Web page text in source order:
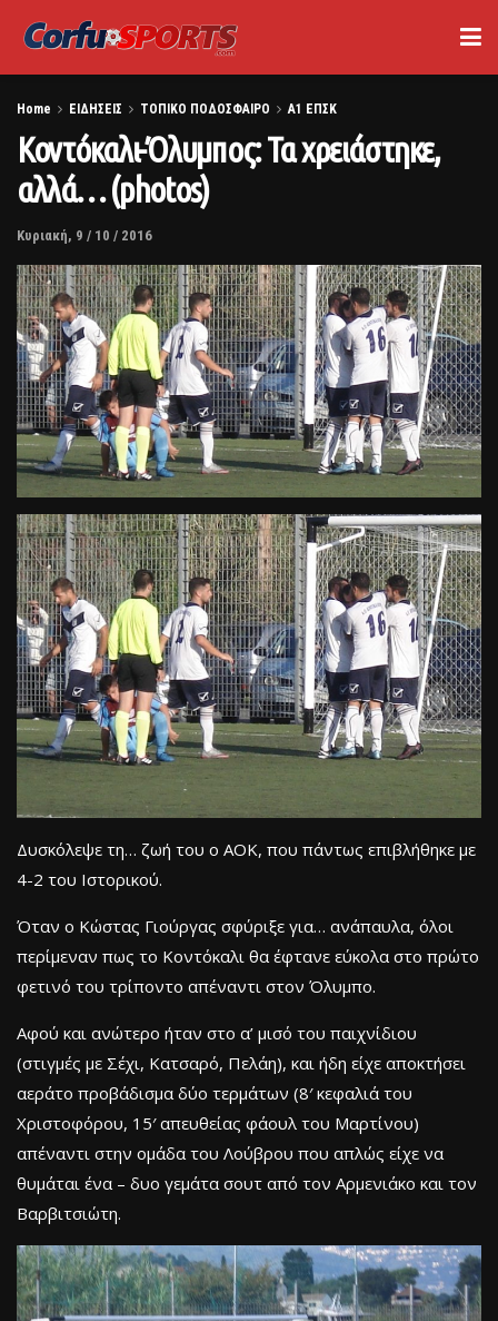
Home ΕΙΔΗΣΕΙΣ ΤΟΠΙΚΟ ΠΟΔΟΣΦΑΙΡΟ Α1 ΕΠΣΚ
Κοντόκαλι-Όλυμπος: Τα χρειάστηκε,
αλλά… (photos)
Κυριακή, 9 / 10 / 2016
Δυσκόλεψε τη… ζωή του ο ΑΟΚ, που πάντως επιβλήθηκε με
4-2 του Ιστορικού.
Όταν ο Κώστας Γιούργας σφύριξε για… ανάπαυλα, όλοι
περίμεναν πως το Κοντόκαλι θα έφτανε εύκολα στο πρώτο
φετινό του τρίποντο απέναντι στον Όλυμπο.
Αφού και ανώτερο ήταν στο α’ μισό του παιχνίδιου
(στιγμές με Σέχι, Κατσαρό, Πελάη), και ήδη είχε αποκτήσει
αεράτο προβάδισμα δύο τερμάτων (8′ κεφαλιά του
Χριστοφόρου, 15′ απευθείας φάουλ του Μαρτίνου)
απέναντι στην ομάδα του Λούβρου που απλώς είχε να
θυμάται ένα – δυο γεμάτα σουτ από τον Αρμενιάκο και τον
Βαρβιτσιώτη.